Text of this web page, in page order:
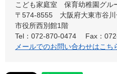
こども家庭室 保育幼稚園グル
〒574-8555 大阪府大東市谷
市役所西別館1階
Tel：072-870-0474
Fax：
メールでのお問い合わせはこち